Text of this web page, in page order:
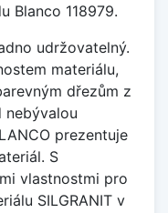
Blanco 118979.
udržovatelný.
materiálu,
dřezům z
nebývalou
prezentuje
S
vlastnostmi pro
SILGRANIT v